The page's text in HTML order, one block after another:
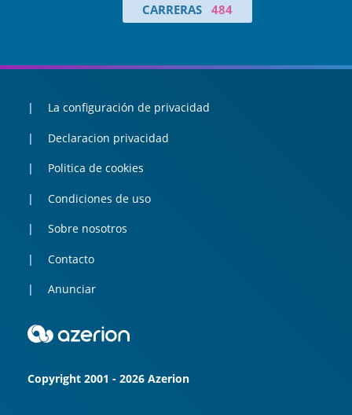
CARRERAS 484
La configuración de privacidad
Declaracion privacidad
Politica de cookies
Condiciones de uso
Sobre nosotros
Contacto
Anunciar
Copyright 2001 - 2026 Azerion